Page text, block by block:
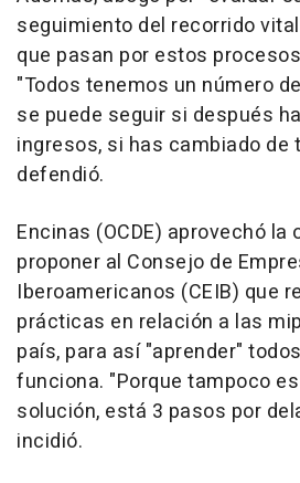
seguimiento del recorrido
que pasan por estos
"Todos tenemos un número
se puede seguir si después
ingresos, si has cambiado de
defendió.
Encinas (OCDE) aprovechó la
proponer al Consejo de
Iberoamericanos (CEIB) que
prácticas en relación a las
país, para así "aprender"
funciona. "Porque tampoco
solución, está 3 pasos por
incidió.